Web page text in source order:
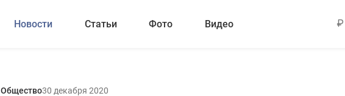
Новости Статьи Фото Видео
Общество30 декабря 2020